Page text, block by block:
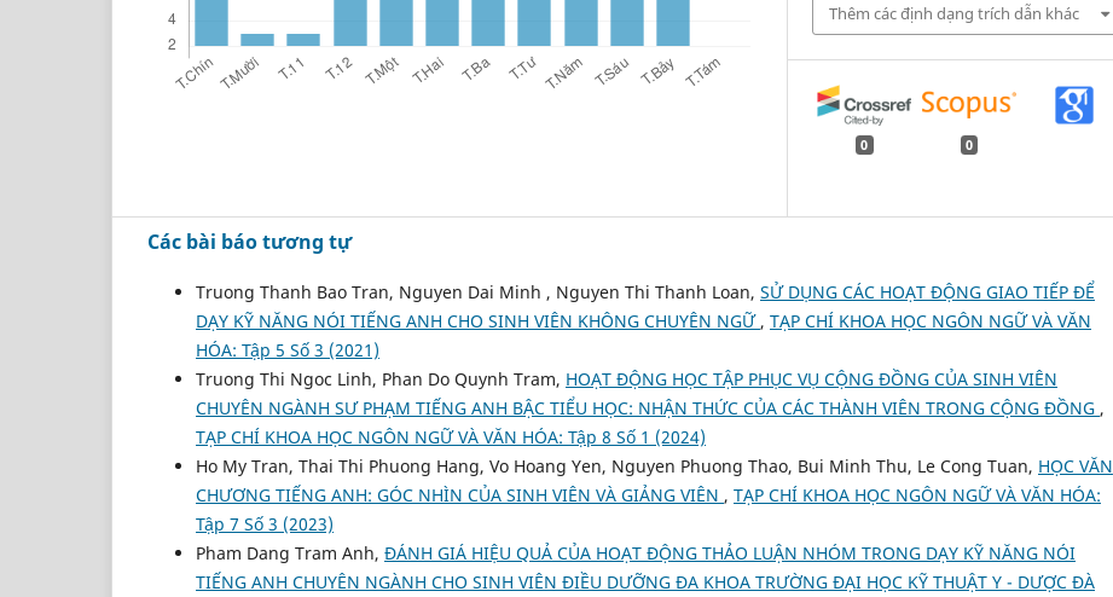
Thêm các định dạng trích dẫn khác
0 0
Các bài báo tương tự
Truong Thanh Bao Tran, Nguyen Dai Minh , Nguyen Thi Thanh Loan, SỬ DỤNG CÁC HOẠT ĐỘNG GIAO TIẾP ĐỂ
DẠY KỸ NĂNG NÓI TIẾNG ANH CHO SINH VIÊN KHÔNG CHUYÊN NGỮ , TẠP CHÍ KHOA HỌC NGÔN NGỮ VÀ VĂN
HÓA: Tập 5 Số 3 (2021)
Truong Thi Ngoc Linh, Phan Do Quynh Tram, HOẠT ĐỘNG HỌC TẬP PHỤC VỤ CỘNG ĐỒNG CỦA SINH VIÊN
CHUYÊN NGÀNH SƯ PHẠM TIẾNG ANH BẬC TIỂU HỌC: NHẬN THỨC CỦA CÁC THÀNH VIÊN TRONG CỘNG ĐỒNG ,
TẠP CHÍ KHOA HỌC NGÔN NGỮ VÀ VĂN HÓA: Tập 8 Số 1 (2024)
Ho My Tran, Thai Thi Phuong Hang, Vo Hoang Yen, Nguyen Phuong Thao, Bui Minh Thu, Le Cong Tuan, HỌC VĂN
CHƯƠNG TIẾNG ANH: GÓC NHÌN CỦA SINH VIÊN VÀ GIẢNG VIÊN , TẠP CHÍ KHOA HỌC NGÔN NGỮ VÀ VĂN HÓA:
Tập 7 Số 3 (2023)
Pham Dang Tram Anh, ĐÁNH GIÁ HIỆU QUẢ CỦA HOẠT ĐỘNG THẢO LUẬN NHÓM TRONG DẠY KỸ NĂNG NÓI
TIẾNG ANH CHUYÊN NGÀNH CHO SINH VIÊN ĐIỀU DƯỠNG ĐA KHOA TRƯỜNG ĐẠI HỌC KỸ THUẬT Y - DƯỢC ĐÀ